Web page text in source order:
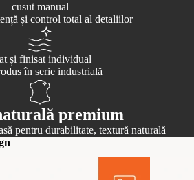
cusut manual
și control total al detaliilor
și finisat individual
în serie industrială
premium
pentru durabilitate, textură naturală